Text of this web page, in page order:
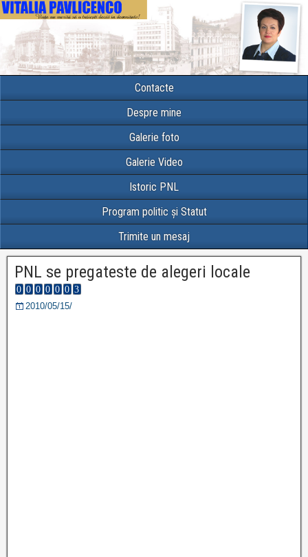
Contacte
Despre mine
Galerie foto
Galerie Video
Istoric PNL
Program politic și Statut
Trimite un mesaj
PNL se pregateste de alegeri locale
2010/05/15/